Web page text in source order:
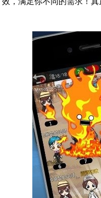
法与技能！